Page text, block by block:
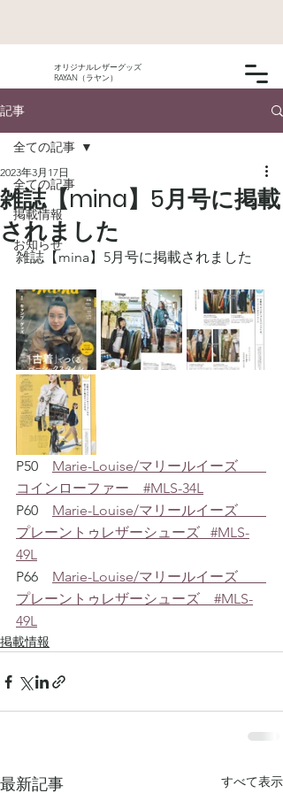
オリジナルレザーグッズ
RAYAN（ラヤン）
記事
全ての記事
掲載情報
お知らせ
全ての記事
雑誌【mina】5月号に掲載
されました
2023年3月17日
雑誌【mina】5月号に掲載されました
P50 Marie-Louise/マリールイーズ
コインローファー　#MLS-34L
P60 Marie-Louise/マリールイーズ
プレーントゥレザーシューズ   #MLS-
49L
P66 Marie-Louise/マリールイーズ
プレーントゥレザーシューズ　#MLS-
49L
掲載情報
最新記事 すべて表示